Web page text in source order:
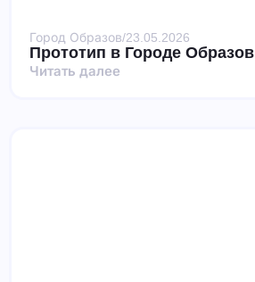
Город Образов/23.05.2026
Прототип в Городе Образов
Читать далее